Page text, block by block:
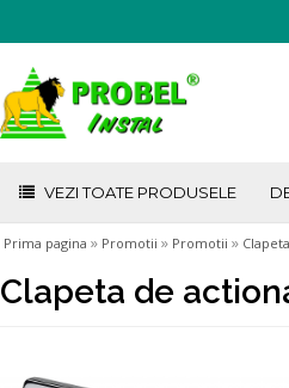
VEZI TOATE PRODUSELE
Prima pagina » Promotii » Promotii »
Clapeta de